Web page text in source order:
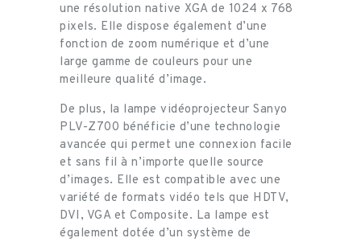
une résolution native XGA de 1024 x 768
pixels. Elle dispose également d’une
fonction de zoom numérique et d’une
large gamme de couleurs pour une
meilleure qualité d’image.
De plus, la lampe vidéoprojecteur Sanyo
PLV-Z700 bénéficie d’une technologie
avancée qui permet une connexion facile
et sans fil à n’importe quelle source
d’images. Elle est compatible avec une
variété de formats vidéo tels que HDTV,
DVI, VGA et Composite. La lampe est
également dotée d’un système de